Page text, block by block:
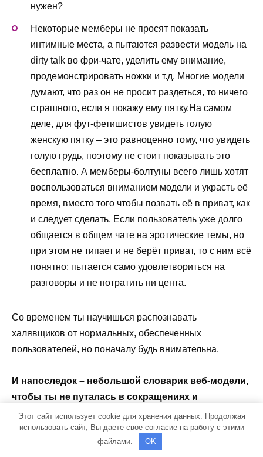
нужен?
Некоторые мемберы не просят показать
интимные места, а пытаются развести модель на
dirty talk во фри-чате, уделить ему внимание,
продемонстрировать ножки и т.д. Многие модели
думают, что раз он не просит раздеться, то ничего
страшного, если я покажу ему пятку.На самом
деле, для фут-фетишистов увидеть голую
женскую пятку – это равноценно тому, что увидеть
голую грудь, поэтому не стоит показывать это
бесплатно. А мемберы-болтуны всего лишь хотят
воспользоваться вниманием модели и украсть её
время, вместо того чтобы позвать её в приват, как
и следует сделать. Если пользователь уже долго
общается в общем чате на эротические темы, но
при этом не типает и не берёт приват, то с ним всё
понятно: пытается само удовлетвориться на
разговоры и не потратить ни цента.
Со временем ты научишься распознавать
халявщиков от нормальных, обеспеченных
пользователей, но поначалу будь внимательна.
И напоследок – небольшой словарик веб-модели,
чтобы ты не путалась в сокращениях и
непонятных терминах.
Этот сайт использует cookie для хранения данных. Продолжая
использовать сайт, Вы даете свое согласие на работу с этими
файлами.
OK